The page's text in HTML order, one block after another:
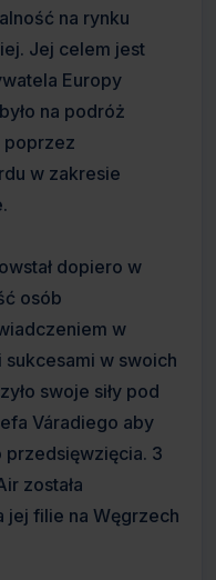
na rynku
Jej celem jest
Europy
na podróż
poprzez
w zakresie
dopiero w
osób
w
w swoich
swoje siły pod
Váradiego aby
3
została
jej filie na Węgrzech